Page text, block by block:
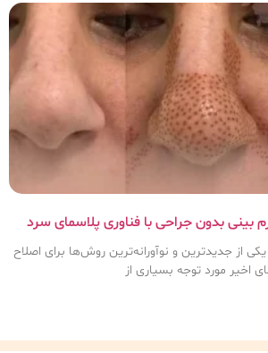
بینی بدون جراحی با فناوری پلاسمای سرد
از جدیدترین و نوآورانه‌ترین روش‌ها برای اصلاح
اخیر مورد توجه بسیاری از